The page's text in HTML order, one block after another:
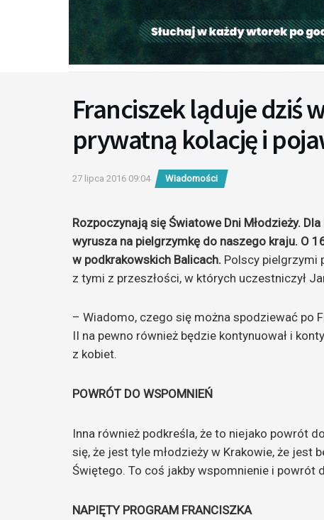
Franciszek ląduje dziś
prywatną kolację i
27 lipca 2016 09:04 Wiadomości
Rozpoczynają się Światowe Dni Młodzieży.
wyrusza na pielgrzymkę do naszego kraju. O
w podkrakowskich Balicach. Polscy pielgrzymi
z tymi z przeszłości, w których uczestniczył
– Wiadomo, czego się można spodziewać po
II na pewno również będzie kontynuował i
z kobiet.
POWRÓT DO WSPOMNIEŃ
Inna również podkreśla, że to niejako powrót
się, że jest tyle młodzieży w Krakowie, że jest
Świętego. To coś jakby wspomnienie i powrót
NAPIĘTY PROGRAM FRANCISZKA